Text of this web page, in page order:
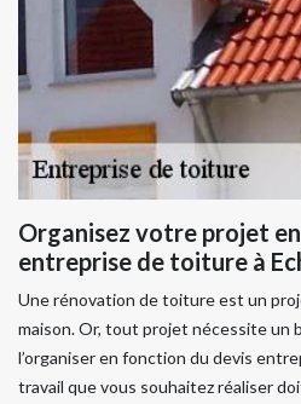
Organisez votre projet
entreprise de toiture à
Une rénovation de toiture est un
maison. Or, tout projet nécessite un
l’organiser en fonction du devis
travail que vous souhaitez réaliser